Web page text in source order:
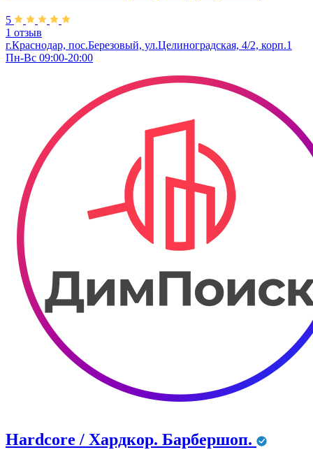
5
1 отзыв
г.Краснодар, пос.Березовый, ул.Целиноградская, 4/2, корп.1
Пн-Вс 09:00-20:00
Hardcore / Хардкор. Барбершоп.